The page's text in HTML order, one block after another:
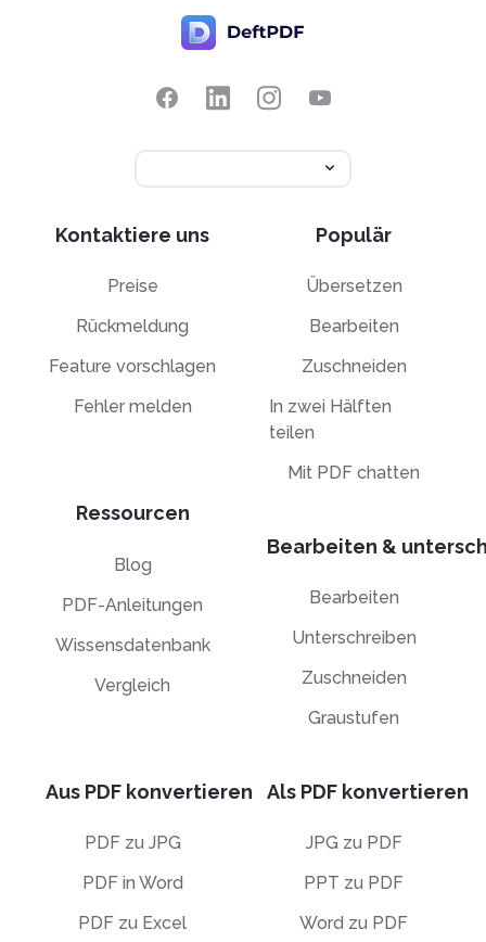
Kontaktiere uns
Preise
Rückmeldung
Feature vorschlagen
Fehler melden
Ressourcen
Blog
PDF-Anleitungen
Wissensdatenbank
Vergleich
Populär
Übersetzen
Bearbeiten
Zuschneiden
In zwei Hälften
teilen
Mit PDF chatten
Bearbeiten &
Bearbeiten
Unterschreiben
Zuschneiden
Graustufen
Aus PDF konvertieren
PDF zu JPG
PDF in Word
PDF zu Excel
Als PDF konvertieren
JPG zu PDF
PPT zu PDF
Word zu PDF